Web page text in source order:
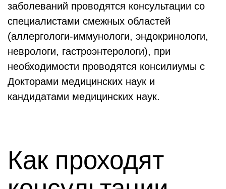
заболеваний проводятся консультации со
специалистами смежных областей
(аллергологи-иммунологи, эндокринологи,
неврологи, гастроэнтерологи), при
необходимости проводятся консилиумы с
Докторами медицинских наук и
кандидатами медицинских наук.
Как проходят